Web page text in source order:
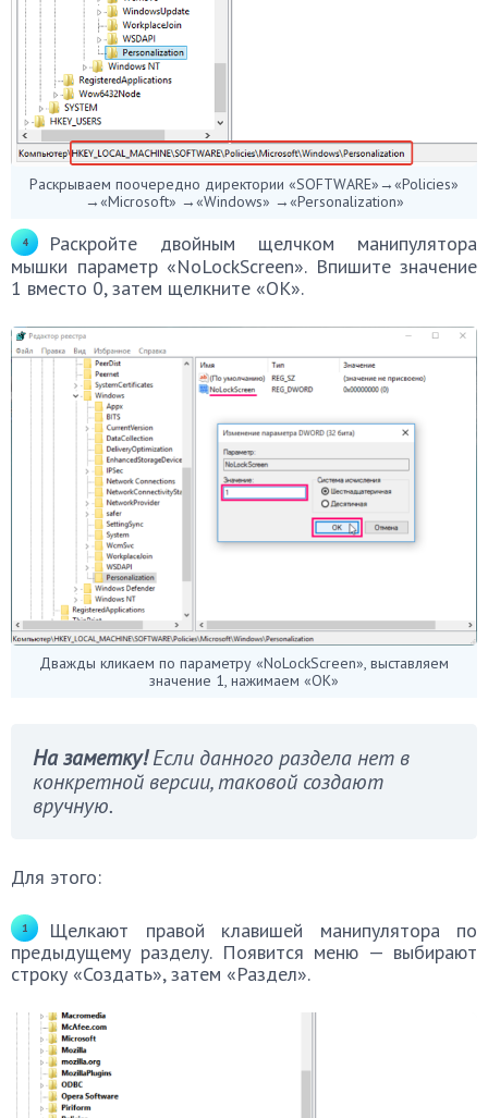
Раскрываем поочередно директории «SOFTWARE»→«Policies»
→«Microsoft» →«Windows» →«Personalization»
Раскройте двойным щелчком манипулятора
мышки параметр «NoLockScreen». Впишите значение
1 вместо 0, затем щелкните «ОК».
Дважды кликаем по параметру «NoLockScreen», выставляем
значение 1, нажимаем «ОК»
На заметку!Если данного раздела нет в
конкретной версии, таковой создают
вручную.
Для этого:
Щелкают правой клавишей манипулятора по
предыдущему разделу. Появится меню — выбирают
строку «Создать», затем «Раздел».